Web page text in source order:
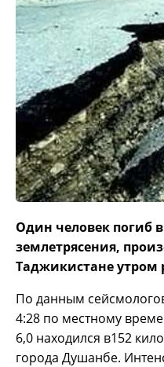
Один человек погиб в
землетрясения,
Таджикистане утром
По данным
4:28 по местному
6,0 находился в152
города Душанбе.